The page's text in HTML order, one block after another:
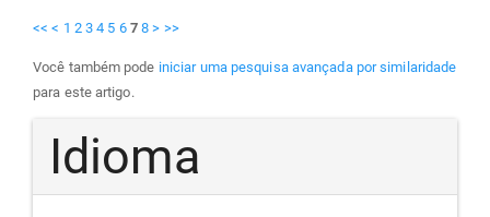
<< < 1 2 3 4 5 6 7 8 > >>
Você também pode iniciar uma pesquisa avançada por similaridade
para este artigo.
Idioma